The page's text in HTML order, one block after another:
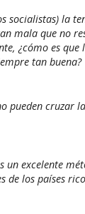
socialistas) la
mala que no
¿cómo es que
tan buena?
pueden cruzar
un excelente
de los países